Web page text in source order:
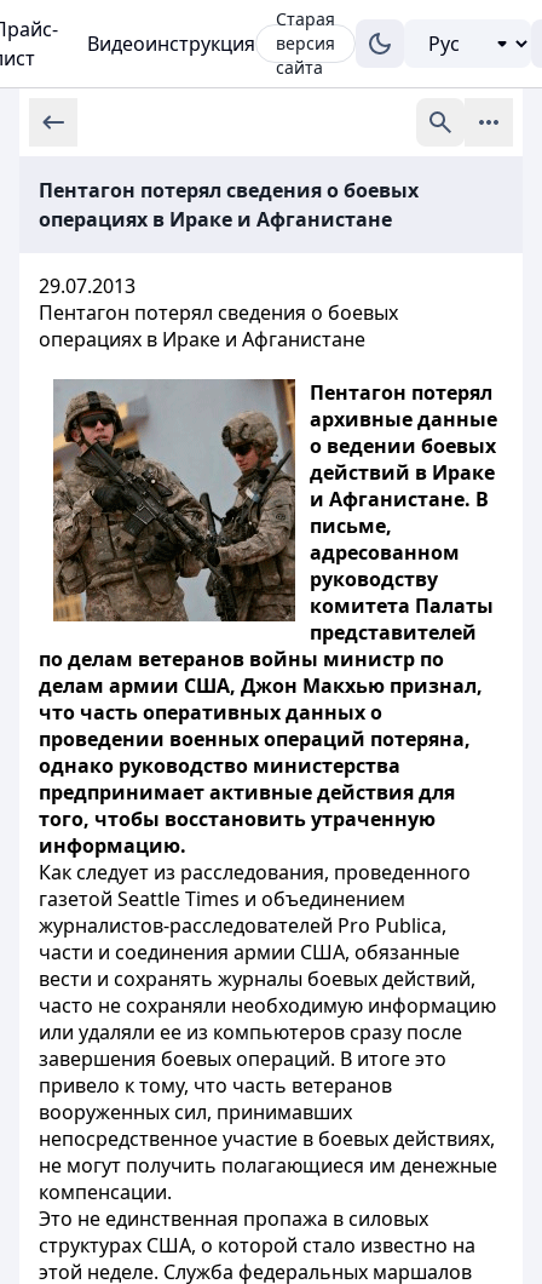
Видеоинструкция
Старая
версия
сайта
Пентагон потерял сведения о боевых
операциях в Ираке и Афганистане
29.07.2013
Пентагон потерял сведения о боевых
операциях в Ираке и Афганистане
Пентагон потерял
архивные данные
о ведении боевых
действий в Ираке
и Афганистане. В
письме,
адресованном
руководству
комитета Палаты
представителей
по делам ветеранов войны министр по
делам армии США, Джон Макхью признал,
что часть оперативных данных о
проведении военных операций потеряна,
однако руководство министерства
предпринимает активные действия для
того, чтобы восстановить утраченную
информацию.
Как следует из расследования, проведенного
газетой Seattle Times и объединением
журналистов-расследователей Pro Publica,
части и соединения армии США, обязанные
вести и сохранять журналы боевых действий,
часто не сохраняли необходимую информацию
или удаляли ее из компьютеров сразу после
завершения боевых операций. В итоге это
привело к тому, что часть ветеранов
вооруженных сил, принимавших
непосредственное участие в боевых действиях,
не могут получить полагающиеся им денежные
компенсации.
Это не единственная пропажа в силовых
структурах США, о которой стало известно на
этой неделе. Служба федеральных маршалов